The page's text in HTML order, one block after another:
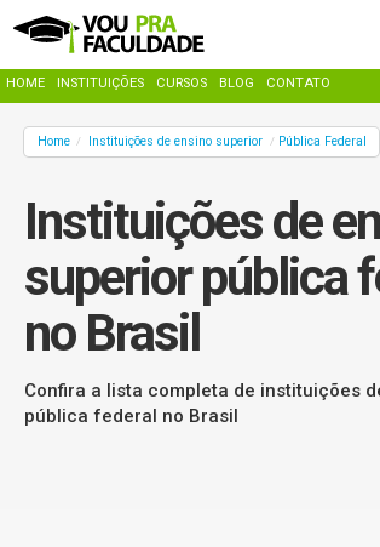
HOME INSTITUIÇÕES CURSOS BLOG CONTATO
Home / Instituições de ensino superior / Pública Federal
Instituições de
superior pública
no Brasil
Confira a lista completa de instituições
pública federal no Brasil